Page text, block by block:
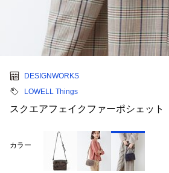
DESIGNWORKS
LOWELL Things
スクエアフェイクファーポシェット
カラー